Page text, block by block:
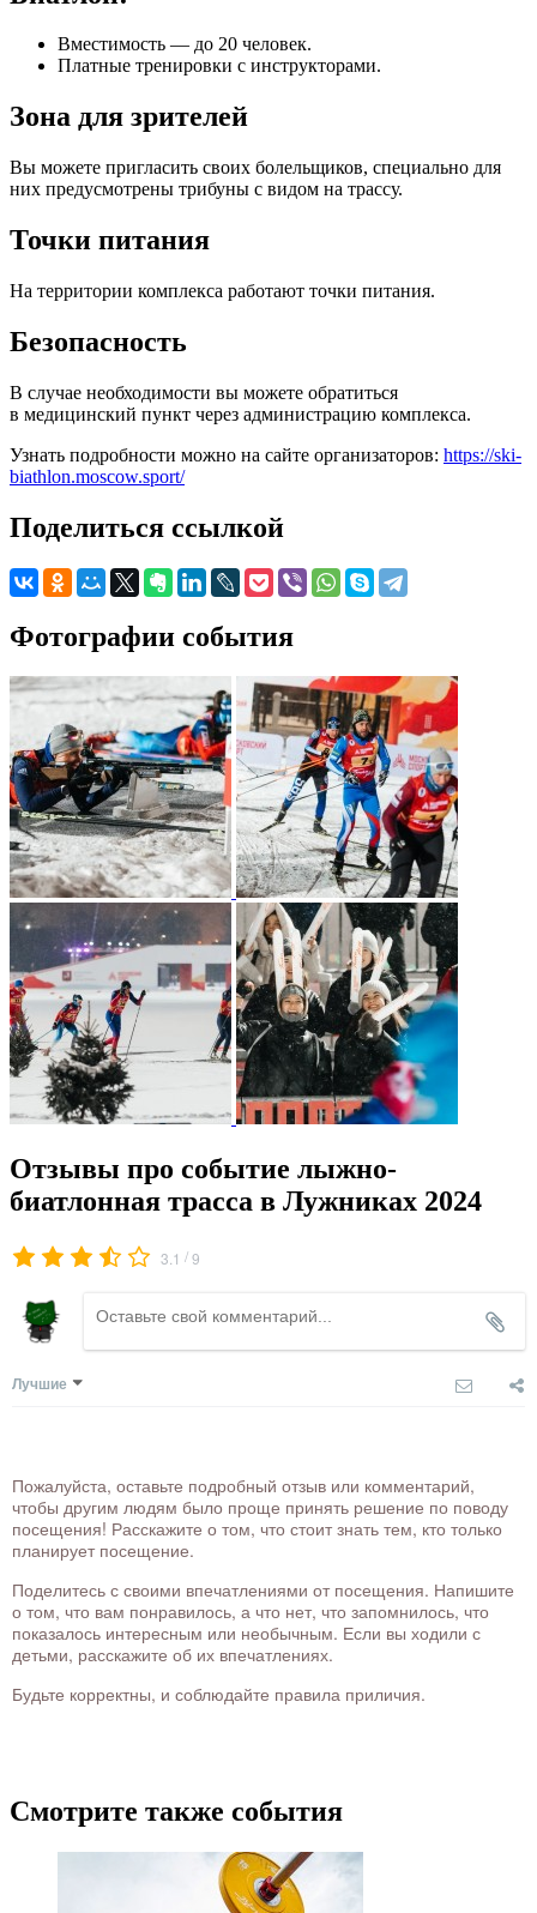
Вместимость — до 20 человек.
Платные тренировки с инструкторами.
Зона для зрителей
Вы можете пригласить своих болельщиков, специально для
них предусмотрены трибуны с видом на трассу.
Точки питания
На территории комплекса работают точки питания.
Безопасность
В случае необходимости вы можете обратиться
в медицинский пункт через администрацию комплекса.
Узнать подробности можно на сайте организаторов: https://ski-
biathlon.moscow.sport/
Поделиться ссылкой
Фотографии события
Отзывы про событие лыжно-
биатлонная трасса в Лужниках 2024
3.1 /9
Лучшие
Пожалуйста, оставьте подробный отзыв или комментарий,
чтобы другим людям было проще принять решение по поводу
посещения! Расскажите о том, что стоит знать тем, кто только
планирует посещение.
Поделитесь с своими впечатлениями от посещения. Напишите
о том, что вам понравилось, а что нет, что запомнилось, что
показалось интересным или необычным. Если вы ходили с
детьми, расскажите об их впечатлениях.
Будьте корректны, и соблюдайте правила приличия.
Смотрите также события